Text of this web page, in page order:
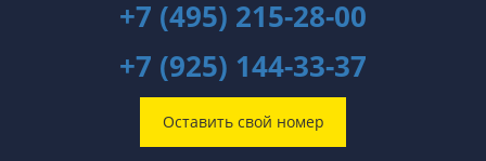
+7 (495) 215-28-00
+7 (925) 144-33-37
Оставить свой номер